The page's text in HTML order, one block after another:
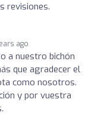
revisiones.
ago
a nuestro bichón
que agradecer el
como nosotros.
y por vuestra